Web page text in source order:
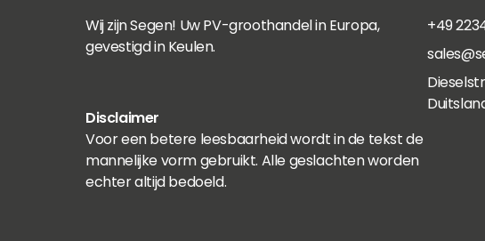
Wij zijn Segen! Uw PV-groothandel in Europa,
gevestigd in Keulen.
Disclaimer
Voor een betere leesbaarheid wordt in de tekst de
mannelijke vorm gebruikt. Alle geslachten worden
echter altijd bedoeld.
+49